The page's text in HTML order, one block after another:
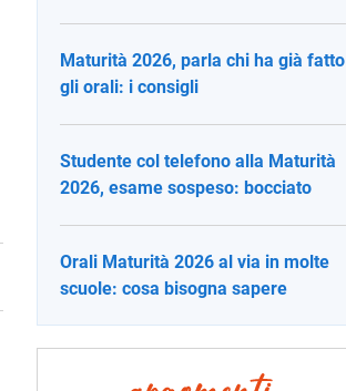
Maturità 2026, parla chi ha già fatto
gli orali: i consigli
Studente col telefono alla Maturità
2026, esame sospeso: bocciato
Orali Maturità 2026 al via in molte
scuole: cosa bisogna sapere